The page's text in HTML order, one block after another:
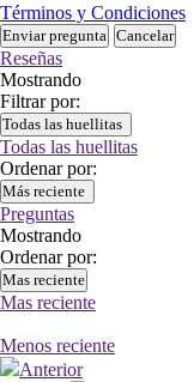
Términos y Condiciones
Enviar pregunta Cancelar
Reseñas
Mostrando
Filtrar por:
Todas las huellitas
Todas las huellitas
Ordenar por:
Más reciente
Preguntas
Mostrando
Ordenar por:
Mas reciente
Mas reciente
Menos reciente
Anterior